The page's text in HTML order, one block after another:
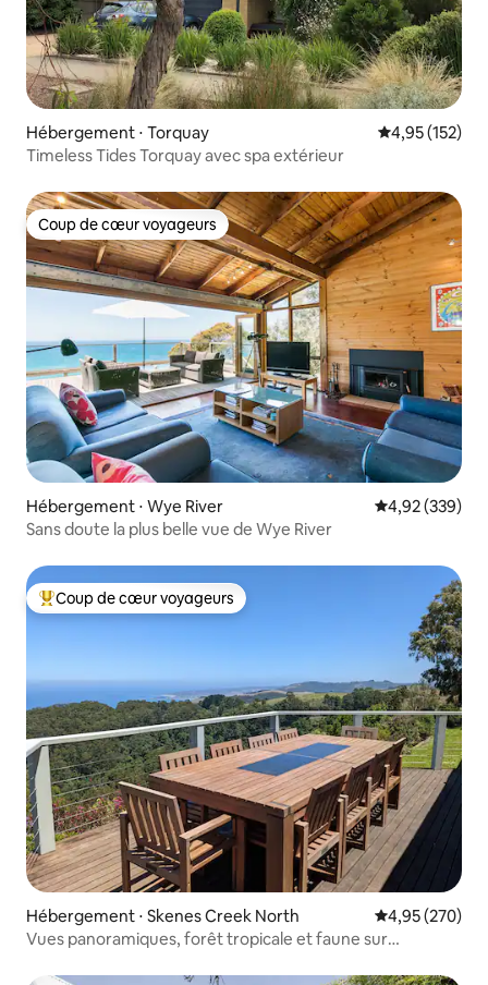
Hébergement ⋅ Torquay Évaluation
4,95 (152)
Timeless Tides Torquay avec spa extérieur
Coup de cœur voyageurs
Coup de cœur voyageurs
Hébergement ⋅ Wye River Évaluation
4,92 (339)
Sans doute la plus belle vue de Wye River
Coups de cœur voyageurs les plus appréciés
Coup de cœur voyageurs
Hébergement ⋅ Skenes Creek North Évaluation
4,95 (270)
Vues panoramiques, forêt tropicale et faune sur